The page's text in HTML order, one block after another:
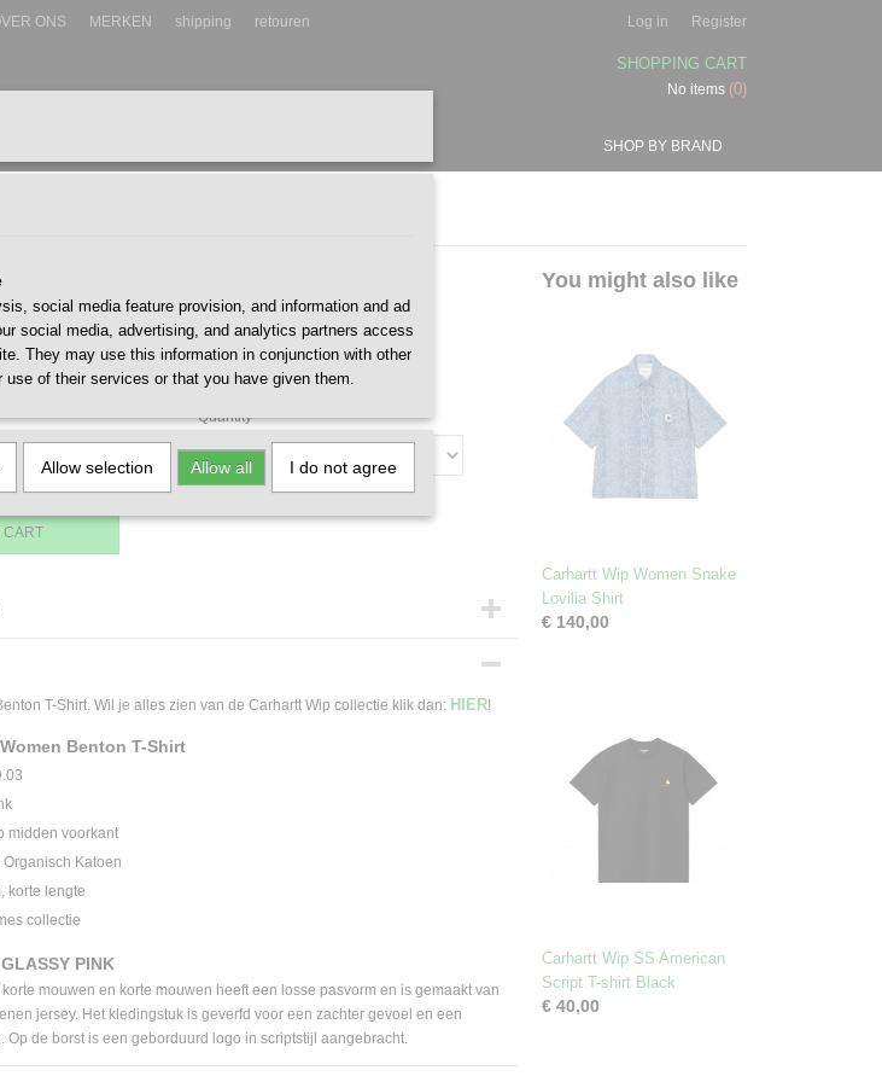
ONS MERKEN shipping retouren Log in Register
SHOPPING CART
No items (0)
SHOP BY BRAND
Women Benton T-Shirt
VAT 21%)
1 - 2 werkdagen
Quantity
CART
T-Shirt. Wil je alles zien van de Carhartt Wip collectie klik dan: HIER!
Benton T-Shirt
midden voorkant
Katoen
korte lengte
collectie
PINK
korte mouwen en korte mouwen heeft een losse pasvorm en is gemaakt van
jersey. Het kledingstuk is geverfd voor een zachter gevoel en een
Op de borst is een geborduurd logo in scriptstijl aangebracht.
You might also like
Carhartt Wip Women Snake
Lovilia Shirt
€ 140,00
Carhartt Wip SS American
Script T-shirt Black
€ 40,00
social media feature provision, and information and ad
social media, advertising, and analytics partners access
They may use this information in conjunction with other
of their services or that you have given them.
Allow selection Allow all I do not agree